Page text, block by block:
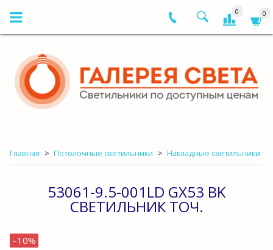
0 0
Главная Потолочные светильники Накладные светильники
53061-9.5-001LD GX53 BK
СВЕТИЛЬНИК ТОЧ.
–10%